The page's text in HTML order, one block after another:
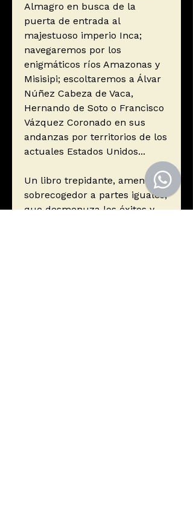
Almagro en busca de la
puerta de entrada al
majestuoso imperio Inca;
navegaremos por los
enigmáticos ríos Amazonas y
Misisipi; escoltaremos a Álvar
Núñez Cabeza de Vaca,
Hernando de Soto o Francisco
Vázquez Coronado en sus
andanzas por territorios de los
actuales Estados Unidos...
Un libro trepidante, ameno y
sobrecogedor a partes iguales,
que desmenuza los éxitos y